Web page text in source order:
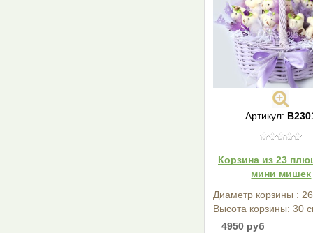
Артикул:
Корзина из 23
мини мишек
Диаметр корзины :
Высота корзины: 30
4950 руб